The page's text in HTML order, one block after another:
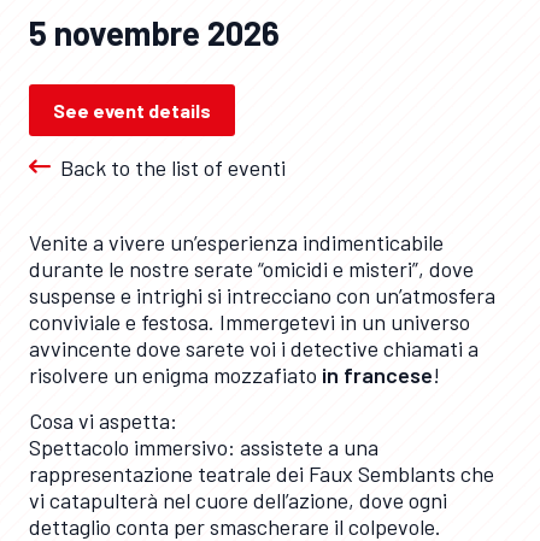
5 novembre 2026
See event details
Back to the list of eventi
Venite a vivere un’esperienza indimenticabile
durante le nostre serate “omicidi e misteri”, dove
suspense e intrighi si intrecciano con un’atmosfera
conviviale e festosa. Immergetevi in un universo
avvincente dove sarete voi i detective chiamati a
risolvere un enigma mozzafiato in francese!
Cosa vi aspetta:
Spettacolo immersivo: assistete a una
rappresentazione teatrale dei Faux Semblants che
vi catapulterà nel cuore dell’azione, dove ogni
dettaglio conta per smascherare il colpevole.